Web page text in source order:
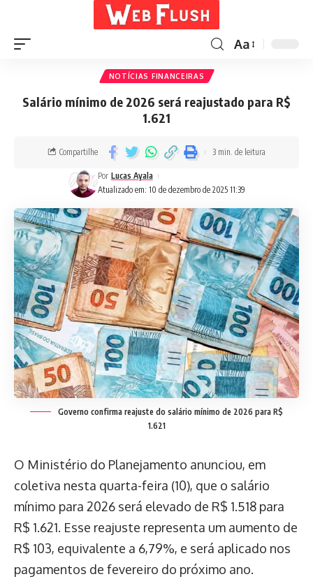
Aa
NOTÍCIAS FINANCEIRAS
Salário mínimo de 2026 será reajustado para R$
1.621
Atualizado em: 10 de dezembro de 2025 11:39
Por Lucas Ayala
Compartilhe 3 min. de leitura
Governo confirma reajuste do salário mínimo de 2026 para R$
1.621
O Ministério do Planejamento anunciou, em
coletiva nesta quarta-feira (10), que o salário
mínimo para 2026 será elevado de R$ 1.518 para
R$ 1.621. Esse reajuste representa um aumento de
R$ 103, equivalente a 6,79%, e será aplicado nos
pagamentos de fevereiro do próximo ano.